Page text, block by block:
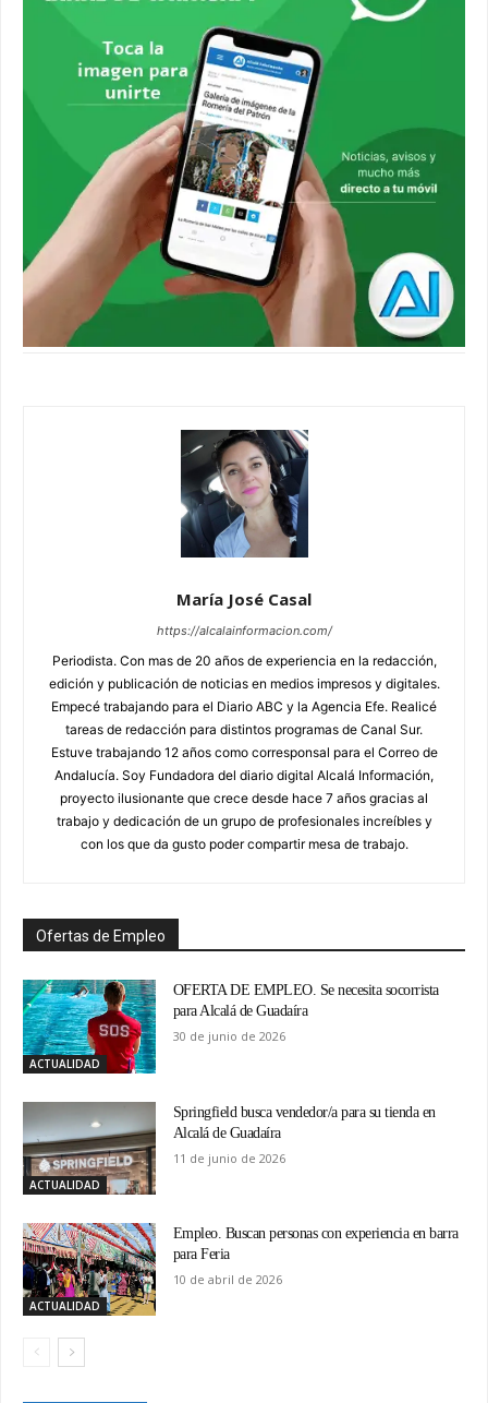
María José Casal
https://alcalainformacion.com/
Periodista. Con mas de 20 años de experiencia en la redacción,
edición y publicación de noticias en medios impresos y digitales.
Empecé trabajando para el Diario ABC y la Agencia Efe. Realicé
tareas de redacción para distintos programas de Canal Sur.
Estuve trabajando 12 años como corresponsal para el Correo de
Andalucía. Soy Fundadora del diario digital Alcalá Información,
proyecto ilusionante que crece desde hace 7 años gracias al
trabajo y dedicación de un grupo de profesionales increíbles y
con los que da gusto poder compartir mesa de trabajo.
Ofertas de Empleo
ACTUALIDAD
OFERTA DE EMPLEO. Se necesita socorrista
para Alcalá de Guadaíra
30 de junio de 2026
ACTUALIDAD
Springfield busca vendedor/a para su tienda en
Alcalá de Guadaíra
11 de junio de 2026
ACTUALIDAD
Empleo. Buscan personas con experiencia en barra
para Feria
10 de abril de 2026